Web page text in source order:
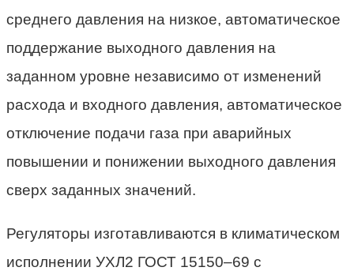
среднего давления на низкое, автоматическое
поддержание выходного давления на
заданном уровне независимо от изменений
расхода и входного давления, автоматическое
отключение подачи газа при аварийных
повышении и понижении выходного давления
сверх заданных значений.
Регуляторы изготавливаются в климатическом
исполнении УХЛ2 ГОСТ 15150–69 с